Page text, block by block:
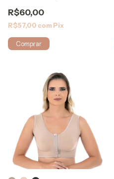
R$60,00
R$57,00 com Pix
Comprar